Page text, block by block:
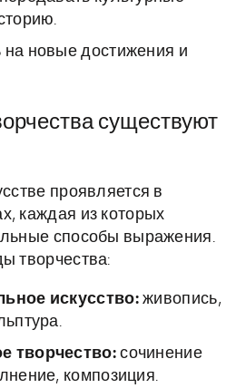
на новые достижения и
существуют
проявляется в
каждая из которых
способы выражения.
творчества:
искусство:живопись,
творчество:сочинение
композиция.